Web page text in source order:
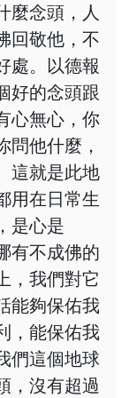
麼念頭，人
回敬他，不
處。以德報
好的念頭跟
心無心，你
問他什麼，
這就是此地
用在日常生
是心是
有不成佛的
，我們對它
能夠保佑我
，能保佑我
們這個地球
，沒有超過